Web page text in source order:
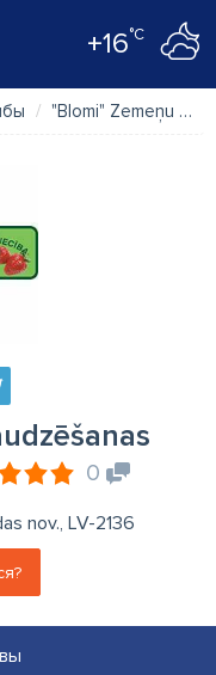
+16°C
"Blomi" Zemeņu audzēšanas saimniecība
0
nov., LV-2136